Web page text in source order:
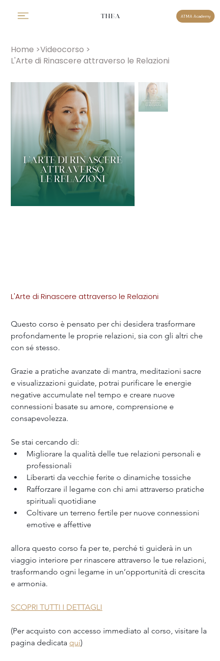
THEA ATMA Academy
Home >Videocorso >
L'Arte di Rinascere attraverso le Relazioni
L'Arte di Rinascere attraverso le Relazioni
Questo corso è pensato per chi desidera trasformare
profondamente le proprie relazioni, sia con gli altri che
con sé stesso.
Grazie a pratiche avanzate di mantra, meditazioni sacre
e visualizzazioni guidate, potrai purificare le energie
negative accumulate nel tempo e creare nuove
connessioni basate su amore, comprensione e
consapevolezza.
Se stai cercando di:
Migliorare la qualità delle tue relazioni personali e
professionali
Liberarti da vecchie ferite o dinamiche tossiche
Rafforzare il legame con chi ami attraverso pratiche
spirituali quotidiane
Coltivare un terreno fertile per nuove connessioni
emotive e affettive
allora questo corso fa per te, perché ti guiderà in un
viaggio interiore per rinascere attraverso le tue relazioni,
trasformando ogni legame in un’opportunità di crescita
e armonia.
SCOPRI TUTTI I DETTAGLI
(Per acquisto con accesso immediato al corso, visitare la
pagina dedicata qui)